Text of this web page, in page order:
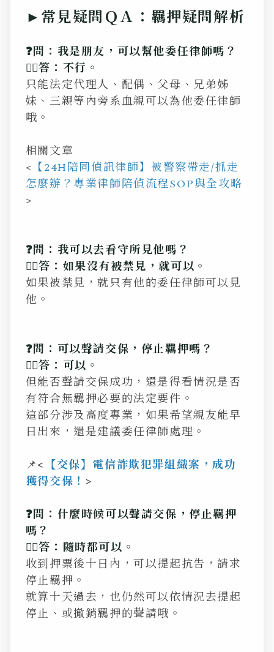
►常見疑問ＱＡ：羈押疑問解析
❓問：我是朋友，可以幫他委任律師嗎？
💁‍♂️答：不行。
只能法定代理人、配偶、父母、兄弟姊
妹、三親等內旁系血親可以為他委任律師
哦。
相關文章
< 【24H陪同偵訊律師】被警察帶走/抓走
怎麼辦？專業律師陪偵流程SOP與全攻略
>
❓問：我可以去看守所見他嗎？
💁‍♂️答：如果沒有被禁見，就可以。
如果被禁見，就只有他的委任律師可以見
他。
❓問：可以聲請交保，停止羈押嗎？
💁‍♂️答：可以。
但能否聲請交保成功，還是得看情況是否
有符合無羈押必要的法定要件。
這部分涉及高度專業，如果希望親友能早
日出來，還是建議委任律師處理。
📌< 【交保】電信詐欺犯罪組織案，成功
獲得交保！ >
❓問：什麼時候可以聲請交保，停止羈押
嗎？
💁‍♂️答：隨時都可以。
收到押票後十日內，可以提起抗告，請求
停止羈押。
就算十天過去，也仍然可以依情況去提起
停止、或撤銷羈押的聲請哦。